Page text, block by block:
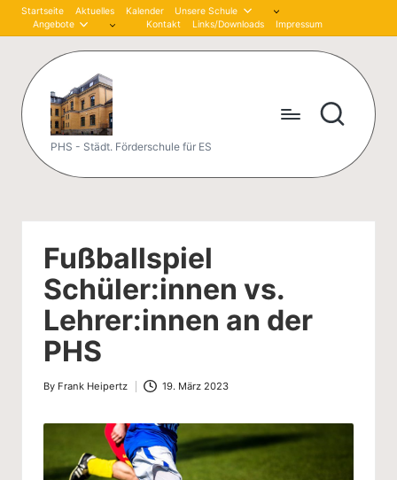
Skip
Startseite Aktuelles Kalender
Unsere Schule
Angebote
Kontakt Links/Downloads Impressum
P
et
er
-
H
är
tli
n
g
-
S
PHS - Städt. Förderschule für ES
Fußballspiel
Schüler:innen vs.
Lehrer:innen an der
PHS
Posted
By Frank Heipertz 19. März 2023